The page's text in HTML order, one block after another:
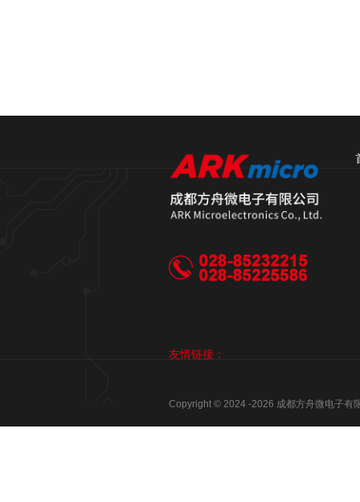
友情链接：
Copyright © 2024 -2026 成都方舟微电子有